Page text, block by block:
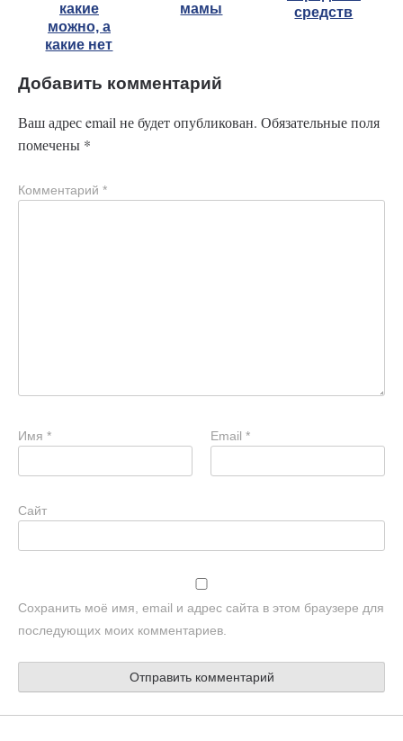
какие
можно, а
какие нет
мамы
средств
Добавить комментарий
Ваш адрес email не будет опубликован. Обязательные поля
помечены *
Комментарий *
Имя * Email*
Сайт
Сохранить моё имя, email и адрес сайта в этом браузере для
последующих моих комментариев.